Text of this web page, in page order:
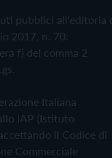
pubblici all'editoria
2017, n. 70.
f) del comma 2
Italiana
IAP (Istituto
il Codice di
Commerciale